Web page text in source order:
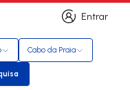
Entrar
Entrar
Cabo da Praia
pesquisa